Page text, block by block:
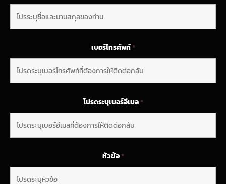
เบอร์โทรศัพท์*
โปรดระบุเบอร์อีเมล*
หัวข้อ*